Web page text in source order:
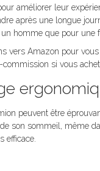
améliorer leur
après une longue
homme que pour une
vers Amazon pour
si vous
peuvent être
son sommeil, même
efficace.